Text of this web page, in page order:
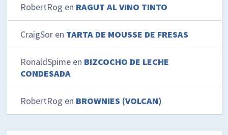
RobertRog en RAGUT AL VINO TINTO
CraigSor en TARTA DE MOUSSE DE FRESAS
RonaldSpime en BIZCOCHO DE LECHE
CONDESADA
RobertRog en BROWNIES (VOLCAN)